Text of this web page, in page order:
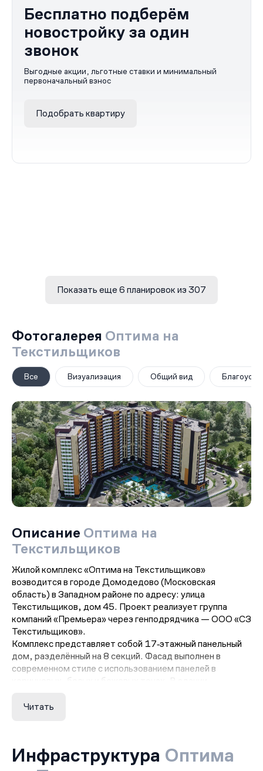
Бесплатно подберём
новостройку за один
звонок
Выгодные акции, льготные ставки и минимальный
первоначальный взнос
Подобрать квартиру
Показать еще 6 планировок из 307
Фотогалерея Оптима на
Текстильщиков
Все Визуализация Общий вид
Описание Оптима на
Текстильщиков
Жилой комплекс «Оптима на Текстильщиков»
возводится в городе Домодедово (Московская
область) в Западном районе по адресу: улица
Текстильщиков, дом 45. Проект реализует группа
компаний «Премьера» через генподрядчика — ООО «СЗ
Текстильщиков».
Комплекс представляет собой 17‑этажный панельный
дом, разделённый на 8 секций. Фасад выполнен в
современном стиле с использованием панелей в
коричневых, белых и бежевых тонах. В здании
студии, одно-, двух- и трёхкомнатные (в том числе
трёхкомнатных — от 78,59 до 84,56 м². Высота
потолков составляет 2,52 м.
Читать
Инфраструктура Оптима